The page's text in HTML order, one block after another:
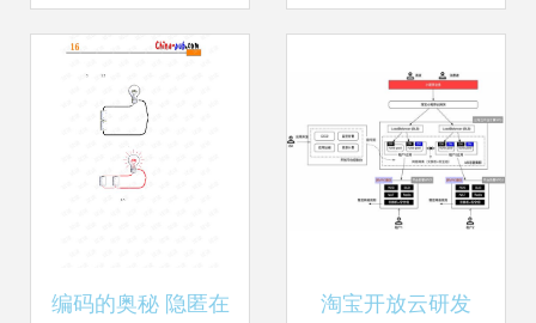
文档资源评介与计
算机软硬件技术开
发，赋能数字化转
型
编码的奥秘 隐匿在 淘宝开放云研发